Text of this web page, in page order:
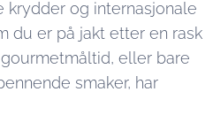
krydder og internasjonale
du er på jakt etter en rask
eller bare
smaker, har